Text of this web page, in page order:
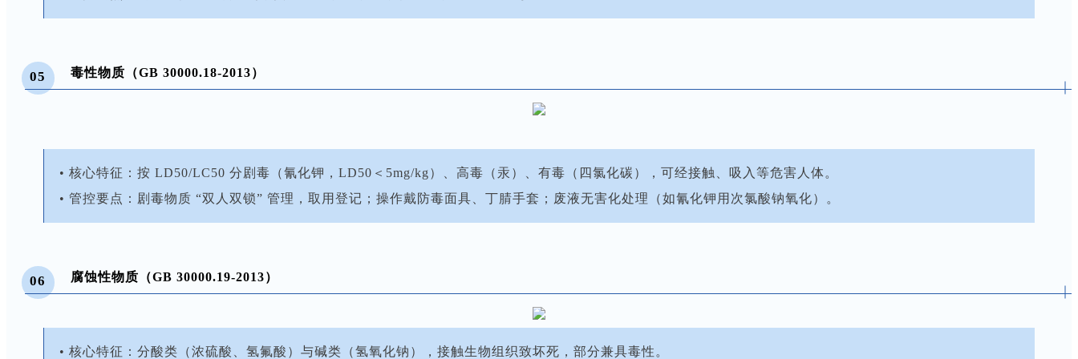
05 毒性物质（GB 30000.18-2013）
• 核心特征：按 LD50/LC50 分剧毒（氰化钾，LD50＜5mg/kg）、高毒（汞）、有毒（四氯化碳），可经接触、吸入等危害人体。
• 管控要点：剧毒物质 “双人双锁” 管理，取用登记；操作戴防毒面具、丁腈手套；废液无害化处理（如氰化钾用次氯酸钠氧化）。
06 腐蚀性物质（GB 30000.19-2013）
• 核心特征：分酸类（浓硫酸、氢氟酸）与碱类（氢氧化钠），接触生物组织致坏死，部分兼具毒性。